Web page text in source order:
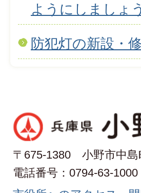
ようにしましょ
防犯灯の新設・
〒675-1380 小野市中島
電話番号：0794-63-1000